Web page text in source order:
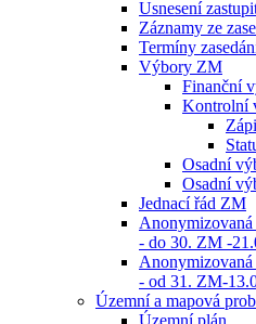
Usnesení
Záznamy ze
Termíny
Výbory ZM
Finanční
Kontrolní
Osadní
Osadní
Jednací řád ZM
Anonymizovaná
- do 30. ZM -
Anonymizovaná
- od 31. ZM-
Územní a mapová
Územní plán